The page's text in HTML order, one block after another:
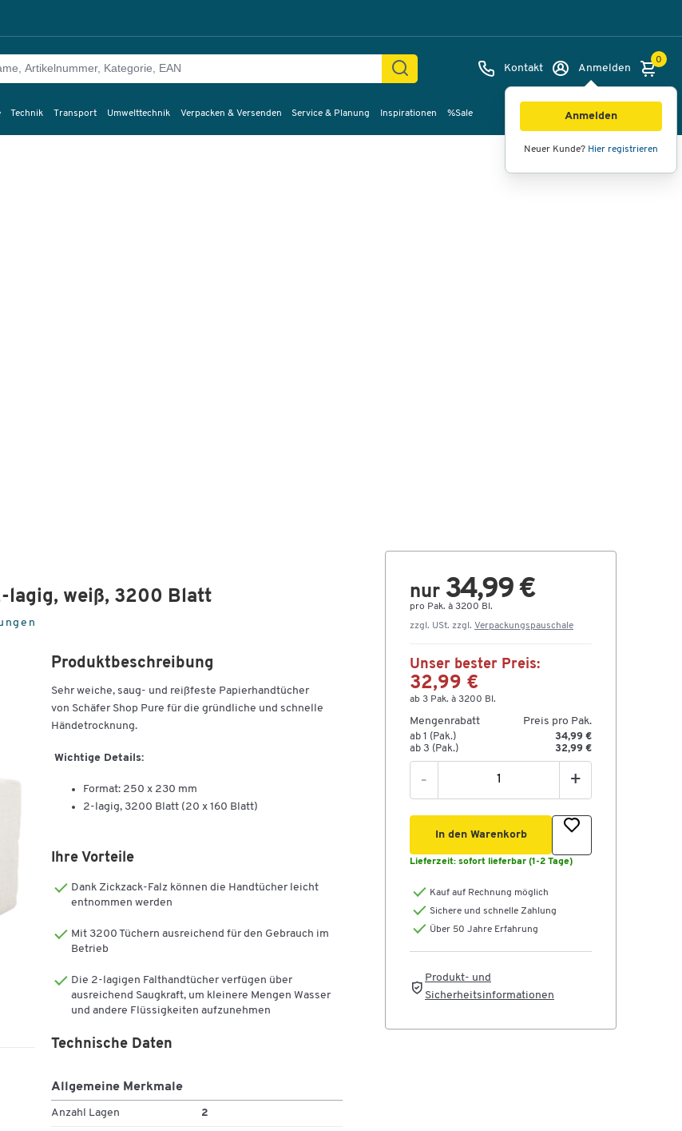
Kontakt Anmelden
Anmelden
Neuer Kunde? Hier registrieren
0
Technik Transport Umwelttechnik Verpacken & Versenden Service & Planung Inspirationen %Sale
lagig, weiß, 3200 Blatt
Produktbeschreibung
Sehr weiche, saug- und reißfeste Papierhandtücher
von Schäfer Shop Pure für die gründliche und schnelle
Händetrocknung.
Wichtige Details:
Format: 250 x 230 mm
2-lagig, 3200 Blatt (20 x 160 Blatt)
Ihre Vorteile
Dank Zickzack-Falz können die Handtücher leicht
entnommen werden
Mit 3200 Tüchern ausreichend für den Gebrauch im
Betrieb
Die 2-lagigen Falthandtücher verfügen über
ausreichend Saugkraft, um kleinere Mengen Wasser
und andere Flüssigkeiten aufzunehmen
Technische Daten
Allgemeine Merkmale
Anzahl Lagen 2
nur 34,99 €
pro Pak. à 3200 Bl.
zzgl. USt. zzgl. Verpackungspauschale
Unser bester Preis:
32,99 €
ab 3 Pak. à 3200 Bl.
Mengenrabatt Preis pro Pak.
ab 1 (Pak.)
34,99 €
ab 3 (Pak.)
32,99 €
- +
In den Warenkorb
Lieferzeit: sofort lieferbar (1-2 Tage)
Kauf auf Rechnung möglich
Sichere und schnelle Zahlung
Über 50 Jahre Erfahrung
Produkt- und
Sicherheitsinformationen
Bilder Videos 360°-Ansicht